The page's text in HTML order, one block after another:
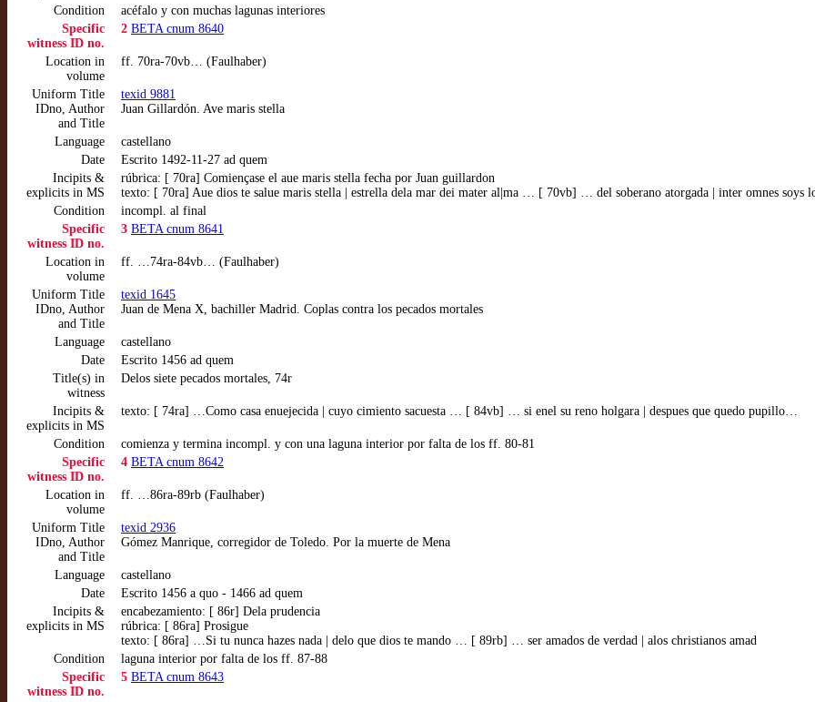
Condition
acéfalo y con muchas lagunas interiores
Specific
witness ID no.
2 BETA cnum 8640
Location in
volume
ff. 70ra-70vb… (Faulhaber)
Uniform Title
IDno, Author
and Title
texid 9881
Juan Gillardón. Ave maris stella
Language
castellano
Date
Escrito 1492-11-27 ad quem
Incipits &
explicits in MS
rúbrica: [ 70ra] Comiençase el aue maris stella fecha por Juan guillardon
texto: [ 70ra] Aue dios te salue maris stella | estrella dela mar dei mater al|ma … [ 70vb] … del soberano atorgada | inter omnes soys
Condition
incompl. al final
Specific
witness ID no.
3 BETA cnum 8641
Location in
volume
ff. …74ra-84vb… (Faulhaber)
Uniform Title
IDno, Author
and Title
texid 1645
Juan de Mena X, bachiller Madrid. Coplas contra los pecados mortales
Language
castellano
Date
Escrito 1456 ad quem
Title(s) in
witness
Delos siete pecados mortales, 74r
Incipits &
explicits in MS
texto: [ 74ra] …Como casa enuejecida | cuyo cimiento sacuesta … [ 84vb] … si enel su reno holgara | despues que quedo pupillo…
Condition
comienza y termina incompl. y con una laguna interior por falta de los ff. 80-81
Specific
witness ID no.
4 BETA cnum 8642
Location in
volume
ff. …86ra-89rb (Faulhaber)
Uniform Title
IDno, Author
and Title
texid 2936
Gómez Manrique, corregidor de Toledo. Por la muerte de Mena
Language
castellano
Date
Escrito 1456 a quo - 1466 ad quem
Incipits &
explicits in MS
encabezamiento: [ 86r] Dela prudencia
rúbrica: [ 86ra] Prosigue
texto: [ 86ra] …Si tu nunca hazes nada | delo que dios te mando … [ 89rb] … ser amados de verdad | alos christianos amad
Condition
laguna interior por falta de los ff. 87-88
Specific
witness ID no.
5 BETA cnum 8643